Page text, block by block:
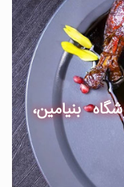
بنیامین،